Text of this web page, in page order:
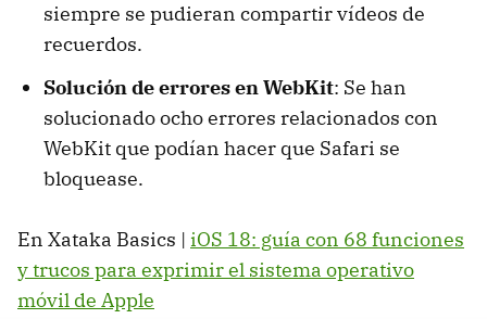
siempre se pudieran compartir vídeos de
recuerdos.
Solución de errores en WebKit: Se han
solucionado ocho errores relacionados con
WebKit que podían hacer que Safari se
bloquease.
En Xataka Basics | iOS 18: guía con 68 funciones
y trucos para exprimir el sistema operativo
móvil de Apple